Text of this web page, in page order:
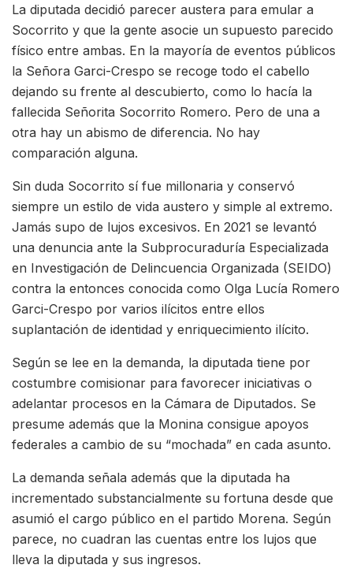
La diputada decidió parecer austera para emular a
Socorrito y que la gente asocie un supuesto parecido
físico entre ambas. En la mayoría de eventos públicos
la Señora Garci-Crespo se recoge todo el cabello
dejando su frente al descubierto, como lo hacía la
fallecida Señorita Socorrito Romero. Pero de una a
otra hay un abismo de diferencia. No hay
comparación alguna.
Sin duda Socorrito sí fue millonaria y conservó
siempre un estilo de vida austero y simple al extremo.
Jamás supo de lujos excesivos. En 2021 se levantó
una denuncia ante la Subprocuraduría Especializada
en Investigación de Delincuencia Organizada (SEIDO)
contra la entonces conocida como Olga Lucía Romero
Garci-Crespo por varios ilícitos entre ellos
suplantación de identidad y enriquecimiento ilícito.
Según se lee en la demanda, la diputada tiene por
costumbre comisionar para favorecer iniciativas o
adelantar procesos en la Cámara de Diputados. Se
presume además que la Monina consigue apoyos
federales a cambio de su “mochada” en cada asunto.
La demanda señala además que la diputada ha
incrementado substancialmente su fortuna desde que
asumió el cargo público en el partido Morena. Según
parece, no cuadran las cuentas entre los lujos que
lleva la diputada y sus ingresos.